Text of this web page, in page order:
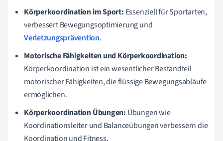
Körperkoordination im Sport: Essenziell für Sportarten,
verbessert Bewegungsoptimierung und
Verletzungsprävention.
Motorische Fähigkeiten und Körperkoordination:
Körperkoordination ist ein wesentlicher Bestandteil
motorischer Fähigkeiten, die flüssige Bewegungsabläufe
ermöglichen.
Körperkoordination Übungen: Übungen wie
Koordinationsleiter und Balanceübungen verbessern die
Koordination und Fitness.